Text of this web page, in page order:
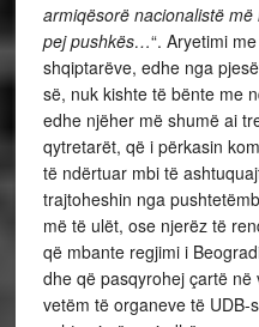
armiqësorë nacionalistë
pej pushkës…“. Aryetimi
shqiptarëve, edhe nga
së, nuk kishte të bënte me
edhe njëher më shumë ai
qytretarët, që i përkasin
të ndërtuar mbi të
trajtoheshin nga
më të ulët, ose njerëz të
që mbante regjimi i
dhe që pasqyrohej çartë
vetëm të organeve të